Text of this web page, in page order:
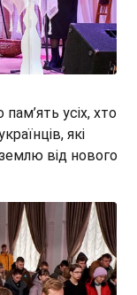
усіх, хто
які
від нового